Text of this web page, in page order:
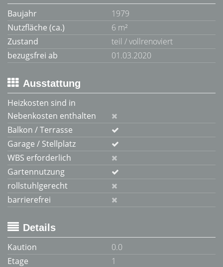
Baujahr
1979
Nutzfläche (ca.)
6 m²
Zustand
teil / vollrenoviert
bezugsfrei ab
01.03.2020
Ausstattung
Heizkosten sind in
Nebenkosten enthalten
Balkon / Terrasse
Garage / Stellplatz
WBS erforderlich
Gartennutzung
rollstuhlgerecht
barrierefrei
Details
Kaution
0.0
Etage
1